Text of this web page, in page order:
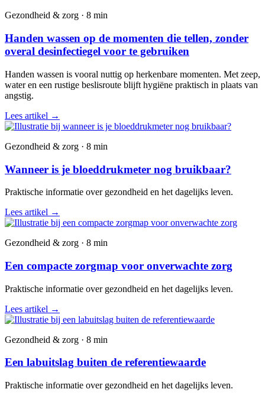
Gezondheid & zorg · 8 min
Handen wassen op de momenten die tellen, zonder
overal desinfectiegel voor te gebruiken
Handen wassen is vooral nuttig op herkenbare momenten. Met zeep,
water en een rustige beslisroute blijft hygiëne praktisch in plaats van
angstig.
Lees artikel →
Gezondheid & zorg · 8 min
Wanneer is je bloeddrukmeter nog bruikbaar?
Praktische informatie over gezondheid en het dagelijks leven.
Lees artikel →
Gezondheid & zorg · 8 min
Een compacte zorgmap voor onverwachte zorg
Praktische informatie over gezondheid en het dagelijks leven.
Lees artikel →
Gezondheid & zorg · 8 min
Een labuitslag buiten de referentiewaarde
Praktische informatie over gezondheid en het dagelijks leven.